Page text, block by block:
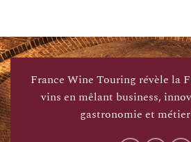
France Wine Touring révèle la
vins en mêlant business,
gastronomie et